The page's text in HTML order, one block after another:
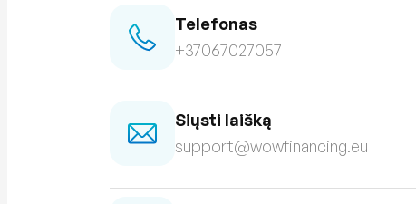
Telefonas
+37067027057
Siųsti laišką
support@wowfinancing.eu